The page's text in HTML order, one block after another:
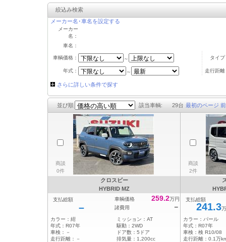
絞込み検索
メーカー名･車名を設定する
メーカー
名：
車名：
車輌価格： ～ タイプ
年式： ～ 走行距離
さらに詳しい条件で探す
並び順 該当車輌: 29台 最初のページ
商談
0件
クロスビー
HYBRID MZ
支払総額
－
車輌価格 259.2万円
諸費用
－
カラー： 紺 ミッション： AT
年式： R07年 駆動： 2WD
車検：
－ ドア数： 5ドア
走行距離：
－ 排気量： 1,200cc
商談
2件
支払総額
241.3
カラー： パール
年式： R07年
車検： 検 R10/08
走行距離： 0.1万